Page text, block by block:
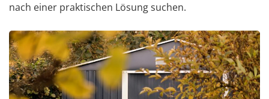
nach einer praktischen Lösung suchen.